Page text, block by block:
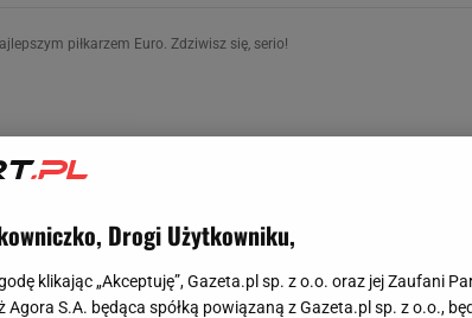
piłkarzem Euro. Zdziwisz się, serio!
Drogi Użytkowniku,
klikając „Akceptuję”, Gazeta.pl sp. z o.o. oraz jej Zaufani
Agora S.A. będąca spółką powiązaną z Gazeta.pl sp. z o.o.,